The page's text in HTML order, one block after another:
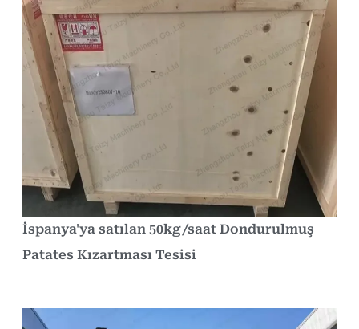
İspanya'ya satılan 50kg/saat Dondurulmuş
Patates Kızartması Tesisi